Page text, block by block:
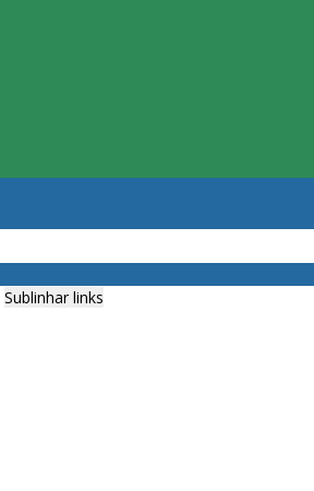
Sublinhar links